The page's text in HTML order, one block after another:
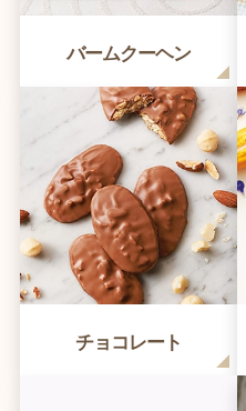
バームクーヘン
チョコレート